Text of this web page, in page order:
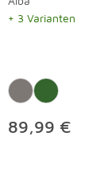
+ 3 Varianten
89,99 €